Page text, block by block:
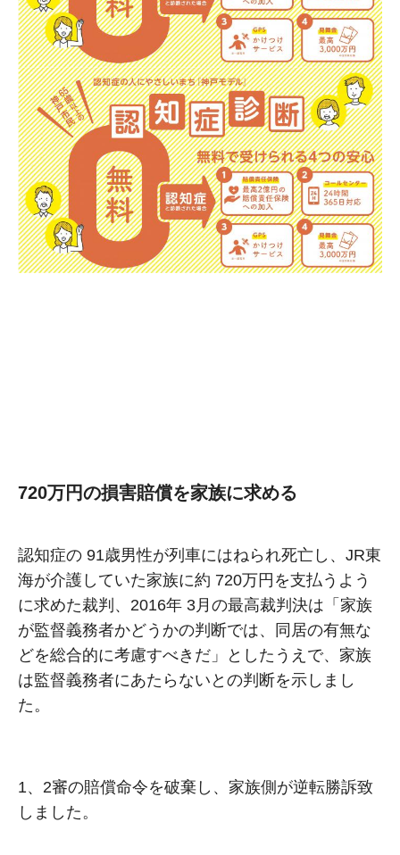
720万円の損害賠償を家族に求める
認知症の 91歳男性が列車にはねられ死亡し、JR東
海が介護していた家族に約 720万円を支払うよう
に求めた裁判、2016年 3⽉の最⾼裁判決は「家族
が監督義務者かどうかの判断では、同居の有無な
どを総合的に考慮すべきだ」としたうえで、家族
は監督義務者にあたらないとの判断を⽰しまし
た。
1、2審の賠償命令を破棄し、家族側が逆転勝訴致
しました。